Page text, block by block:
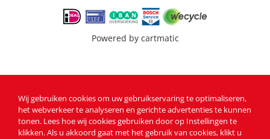
Powered by cartmatic
Wij gebruiken cookies om uw gebruikservaring te optimaliseren,
het webverkeer te analyseren en gerichte advertenties te kunnen
tonen. Lees hoe wij cookies gebruiken door op Instellingen te
klikken. Als u akkoord gaat met het gebruik van cookies, klikt u